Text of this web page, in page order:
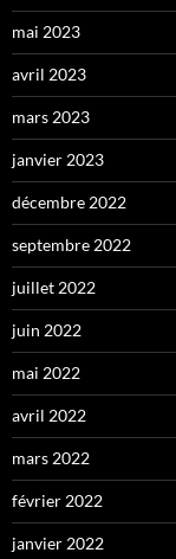
mai 2023
avril 2023
mars 2023
janvier 2023
décembre 2022
septembre 2022
juillet 2022
juin 2022
mai 2022
avril 2022
mars 2022
février 2022
janvier 2022